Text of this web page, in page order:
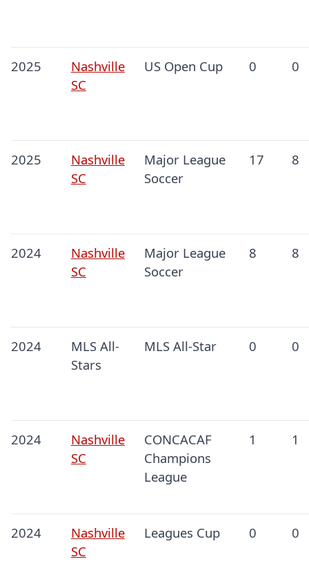
2025
Nashville
SC
US Open Cup 0 0
2025
Nashville
SC
Major League
Soccer
17 8
2024
Nashville
SC
Major League
Soccer
8 8
2024
MLS All-
Stars
MLS All-Star 0 0
2024
Nashville
SC
CONCACAF
Champions
League
1 1
2024
Nashville
SC
Leagues Cup 0 0